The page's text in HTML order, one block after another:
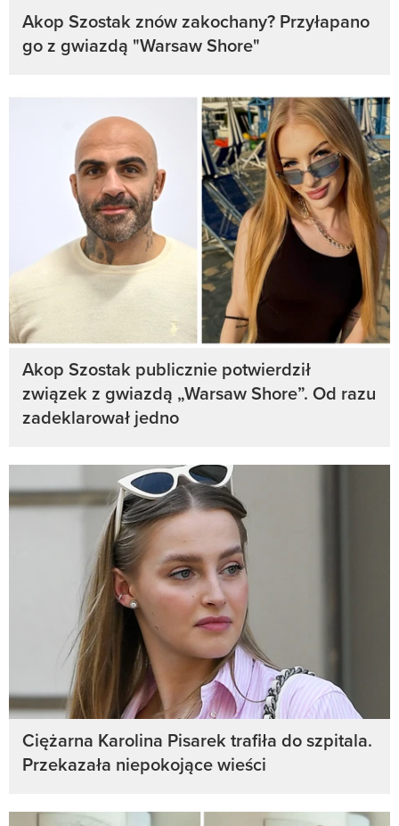
Akop Szostak znów zakochany? Przyłapano
go z gwiazdą "Warsaw Shore"
Akop Szostak publicznie potwierdził
związek z gwiazdą „Warsaw Shore”. Od razu
zadeklarował jedno
Ciężarna Karolina Pisarek trafiła do szpitala.
Przekazała niepokojące wieści